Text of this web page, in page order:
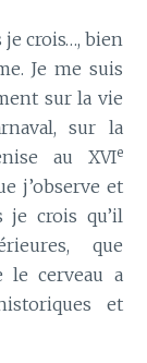
je crois…, bien
Je me suis
sur la vie
sur la
au XVIe
j’observe et
je crois qu’il
que
le cerveau a
et